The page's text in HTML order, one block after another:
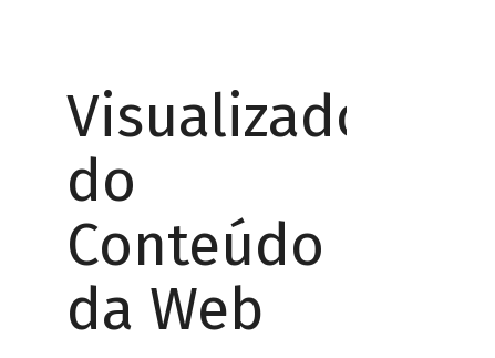
Visualizador
do
Conteúdo
da Web